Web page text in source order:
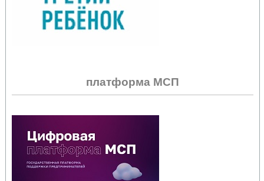
платформа МСП